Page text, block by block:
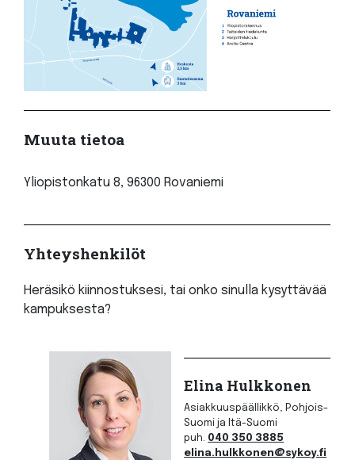
Muuta tietoa
Yliopistonkatu 8, 96300 Rovaniemi
Yhteyshenkilöt
Heräsikö kiinnostuksesi, tai onko sinulla kysyttävää
kampuksesta?
Elina Hulkkonen
Asiakkuuspäällikkö, Pohjois-
Suomi ja Itä-Suomi
puh. 040 350 3885
elina.hulkkonen@sykoy.fi